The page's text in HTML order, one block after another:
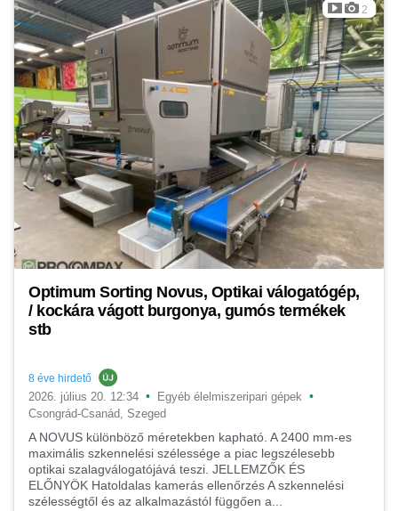
2
Optimum Sorting Novus, Optikai válogatógép,
/ kockára vágott burgonya, gumós termékek
stb
8 éve hirdető
2026. július 20. 12:34 • Egyéb élelmiszeripari gépek •
Csongrád-Csanád, Szeged
A NOVUS különböző méretekben kapható. A 2400 mm-es
maximális szkennelési szélessége a piac legszélesebb
optikai szalagválogatójává teszi. JELLEMZŐK ÉS
ELŐNYÖK Hatoldalas kamerás ellenőrzés A szkennelési
szélességtől és az alkalmazástól függően a...